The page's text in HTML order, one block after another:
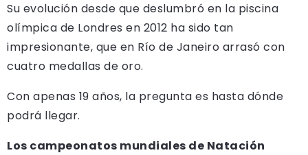
Su evolución desde que deslumbró en la piscina
olímpica de Londres en 2012 ha sido tan
impresionante, que en Río de Janeiro arrasó con
cuatro medallas de oro.
Con apenas 19 años, la pregunta es hasta dónde
podrá llegar.
Los campeonatos mundiales de Natación